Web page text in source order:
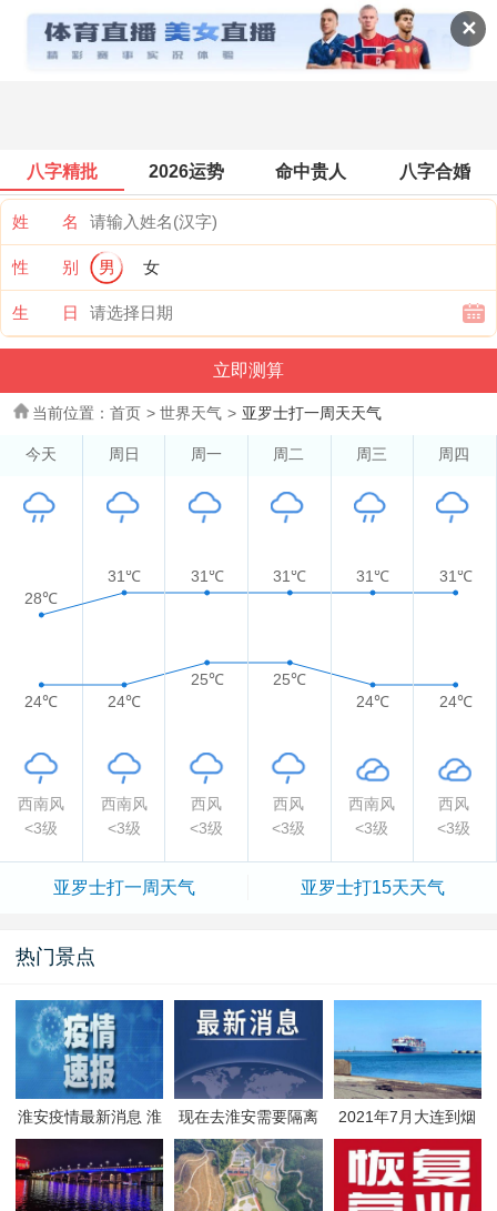
✕
世界天气
八字精批 2026运势 命中贵人 八字合婚
姓 名
性 别 男 女
生 日
当前位置： 首页 > 世界天气 > 亚罗士打一周天天气
今天 周日 周一 周二 周三 周四
28℃
31℃ 31℃ 31℃ 31℃ 31℃
24℃ 24℃
25℃
25℃
24℃
24℃
西南风 西南风 西风 西风 西南风
西风
<3级
<3级 <3级 <3级 <3级 <3级
亚罗士打一周天气 亚罗士打15天天气
热门景点
淮安疫情最新消息 淮
安疫情防控政策
现在去淮安需要隔离
吗 淮安最新隔离政策
2021年7月大连到烟
台航线因台风停航